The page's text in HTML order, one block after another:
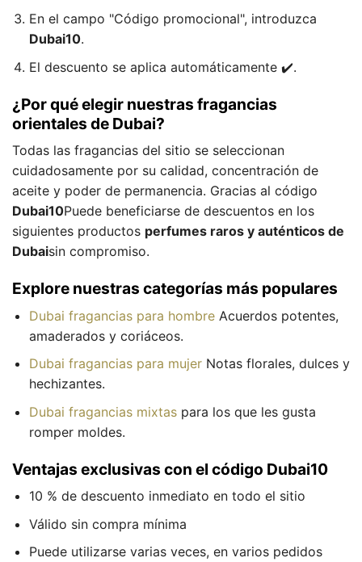
En el campo "Código promocional", introduzca
Dubai10.
El descuento se aplica automáticamente ✔️.
¿Por qué elegir nuestras fragancias
orientales de Dubai?
Todas las fragancias del sitio se seleccionan
cuidadosamente por su calidad, concentración de
aceite y poder de permanencia. Gracias al código
Dubai10Puede beneficiarse de descuentos en los
siguientes productos perfumes raros y auténticos de
Dubaisin compromiso.
Explore nuestras categorías más populares
Dubai fragancias para hombreAcuerdos potentes,
amaderados y coriáceos.
Dubai fragancias para mujerNotas florales, dulces y
hechizantes.
Dubai fragancias mixtaspara los que les gusta
romper moldes.
Ventajas exclusivas con el código Dubai10
10 % de descuento inmediato en todo el sitio
Válido sin compra mínima
Puede utilizarse varias veces, en varios pedidos